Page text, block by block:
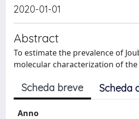
2020-01-01
Abstract
To estimate the prevalence of
molecular characterization of
Scheda breve Scheda
Anno